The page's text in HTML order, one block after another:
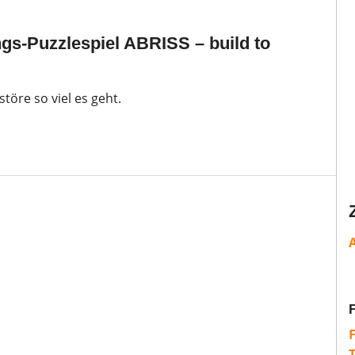
Puzzlespiel ABRISS – build to
so viel es geht.